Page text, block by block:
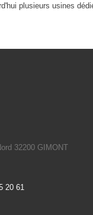
plusieurs usines
32200 GIMONT
20 61